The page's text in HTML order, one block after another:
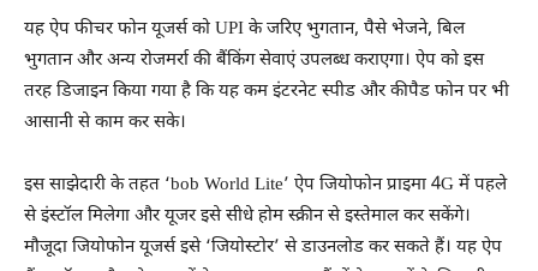
यह ऐप फीचर फोन यूजर्स को UPI के जरिए भुगतान, पैसे भेजने, बिल
भुगतान और अन्य रोजमर्रा की बैंकिंग सेवाएं उपलब्ध कराएगा। ऐप को इस
तरह डिजाइन किया गया है कि यह कम इंटरनेट स्पीड और कीपैड फोन पर भी
आसानी से काम कर सके।
इस साझेदारी के तहत ‘bob World Lite’ ऐप जियोफोन प्राइमा 4G में पहले
से इंस्टॉल मिलेगा और यूजर इसे सीधे होम स्क्रीन से इस्तेमाल कर सकेंगे।
मौजूदा जियोफोन यूजर्स इसे ‘जियोस्टोर’ से डाउनलोड कर सकते हैं। यह ऐप